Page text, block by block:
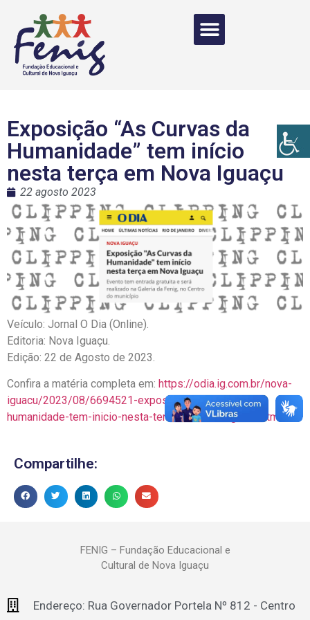
Exposição “As Curvas da
Humanidade” tem início
nesta terça em Nova Iguaçu
22 agosto 2023
Veículo: Jornal O Dia (Online).
Editoria: Nova Iguaçu.
Edição: 22 de Agosto de 2023.
Confira a matéria completa em: https://odia.ig.com.br/nova-
iguacu/2023/08/6694521-exposicao-as-curvas-da-
humanidade-tem-inicio-nesta-terca-em-nova-iguacu.html
Compartilhe:
FENIG – Fundação Educacional e
Cultural de Nova Iguaçu
Endereço: Rua Governador Portela Nº 812 - Centro